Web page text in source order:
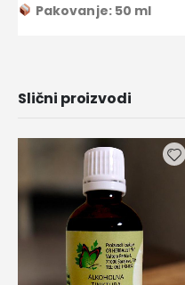
Pakovanje: 50 ml
Slični proizvodi